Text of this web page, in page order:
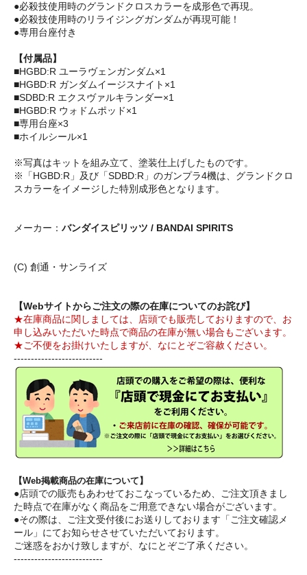
●必殺技使用時のグランドクロスカラーを成形色で再現。
●必殺技使用時のリライジングガンダムが再現可能！
●専用台座付き
【付属品】
■HGBD:R ユーラヴェンガンダム×1
■HGBD:R ガンダムイージスナイト×1
■SDBD:R エクスヴァルキランダー×1
■HGBD:R ウォドムポッド×1
■専用台座×3
■ホイルシール×1
※写真はキットを組み立て、塗装仕上げしたものです。
※「HGBD:R」及び「SDBD:R」のガンプラ4機は、グランドクロ
スカラーをイメージした特別成形色となります。
メーカー： バンダイスピリッツ / BANDAI SPIRITS
(C) 創通・サンライズ
【Webサイトからご注文の際の在庫についてのお詫び】
★在庫商品に関しましては、店頭でも販売しておりますので、お
申し込みいただいた時点で商品の在庫が無い場合もございます。
★ご不便をお掛けいたしますが、なにとぞご容赦ください。
--------------------------
【Web掲載商品の在庫について】
●店頭での販売もあわせておこなっているため、ご注文頂きまし
た時点で在庫がなく商品をご用意できない場合がございます。
●その際は、ご注文受付後にお送りしております「ご注文確認メ
ール」にてお知らせさせていただいております。
ご迷惑をおかけ致しますが、なにとぞご了承ください。
--------------------------